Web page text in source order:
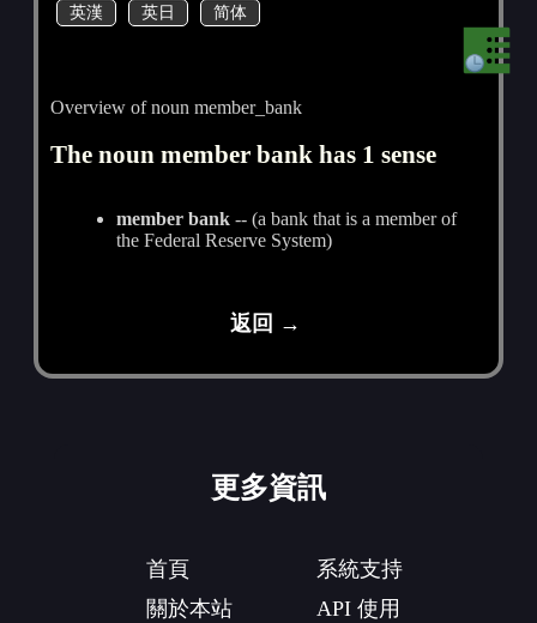
英漢 英日 简体
Overview of noun member_bank
The noun member bank has 1 sense
member bank -- (a bank that is a member of
the Federal Reserve System)
返回 →
更多資訊
首頁
關於本站
系統支持
API 使用